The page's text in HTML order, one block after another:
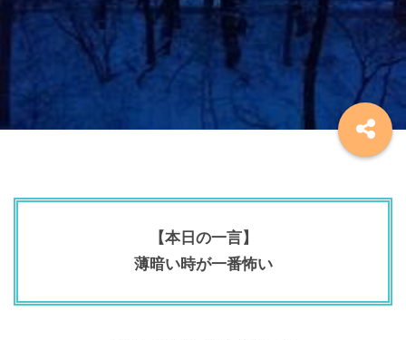
【本日の一言】
薄暗い時が一番怖い